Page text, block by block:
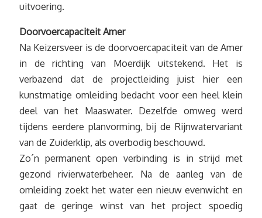
uitvoering.
Doorvoercapaciteit Amer
Na Keizersveer is de doorvoercapaciteit van de Amer
in de richting van Moerdijk uitstekend. Het is
verbazend dat de projectleiding juist hier een
kunstmatige omleiding bedacht voor een heel klein
deel van het Maaswater. Dezelfde omweg werd
tijdens eerdere planvorming, bij de Rijnwatervariant
van de Zuiderklip, als overbodig beschouwd.
Zo´n permanent open verbinding is in strijd met
gezond rivierwaterbeheer. Na de aanleg van de
omleiding zoekt het water een nieuw evenwicht en
gaat de geringe winst van het project spoedig